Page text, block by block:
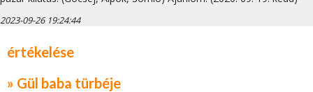
2023-09-26 19:24:44
értékelése
» Gül baba türbéje